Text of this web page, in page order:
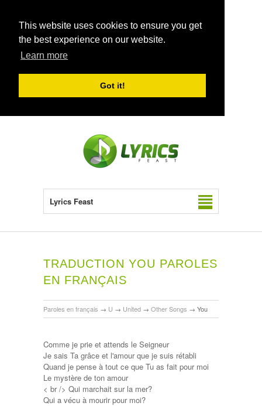
This website uses cookies to ensure you get
the best experience on our website.
Learn more
Got it!
Lyrics Feast
TRADUCTION YOU PAROLES
EN FRANÇAIS
Paroles en français → U → United → Other Songs → You
Comme je prie et attends le Seigneur
Je sais Ta grâce et l'amour que je suis rétabli
Quand je pense à tout ce que Tu as fait pour moi
Le mystère de ton amour
< br /> Qui marchait sur la mer?
Qui a vécu à mourir pour moi?